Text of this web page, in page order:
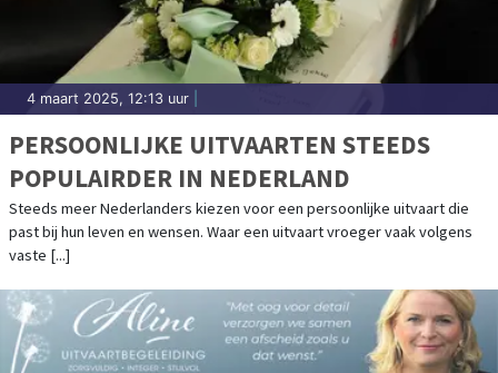
4 maart 2025, 12:13 uur
PERSOONLIJKE UITVAARTEN STEEDS
POPULAIRDER IN NEDERLAND
Steeds meer Nederlanders kiezen voor een persoonlijke uitvaart die
past bij hun leven en wensen. Waar een uitvaart vroeger vaak volgens
vaste [...]